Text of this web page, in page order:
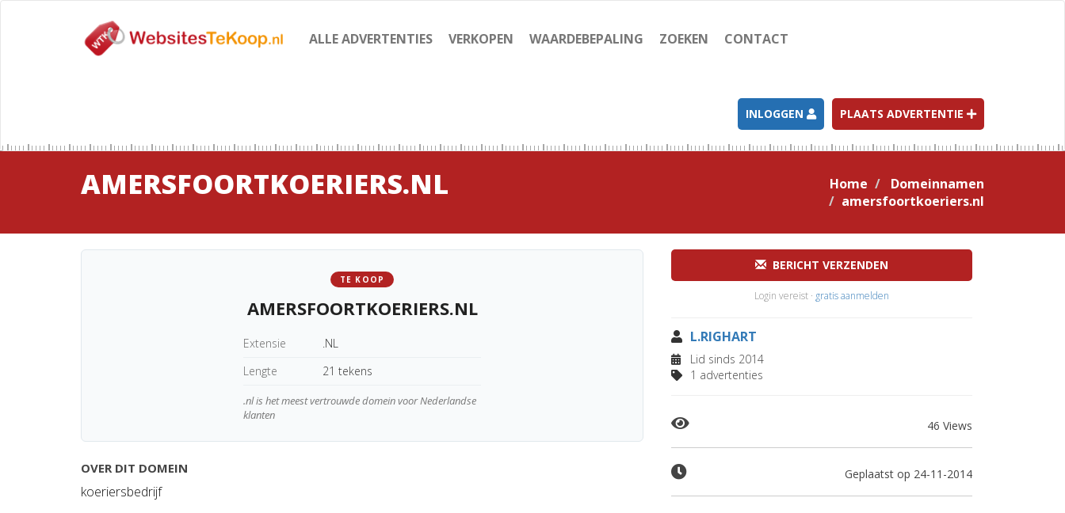
ALLE ADVERTENTIES VERKOPEN WAARDEBEPALING ZOEKEN CONTACT
INLOGGEN PLAATS ADVERTENTIE
AMERSFOORTKOERIERS.NL Home
Domeinnamen
amersfoortkoeriers.nl
TE KOOP
AMERSFOORTKOERIERS.NL
Extensie
.NL
Lengte
21 tekens
.nl is het meest vertrouwde domein voor Nederlandse
klanten
OVER DIT DOMEIN
koeriersbedrijf
BERICHT VERZENDEN
Login vereist · gratis aanmelden
L.RIGHART
Lid sinds 2014
1 advertenties
46 Views
Geplaatst op 24-11-2014